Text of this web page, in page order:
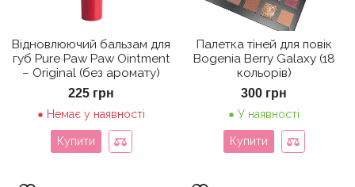
Відновлюючий бальзам для
губ Pure Paw Paw Ointment
– Original (без аромату)
225 грн
Немає у наявності
Купити
Палетка тіней для повік
Bogenia Berry Galaxy (18
кольорів)
300 грн
У наявності
Купити